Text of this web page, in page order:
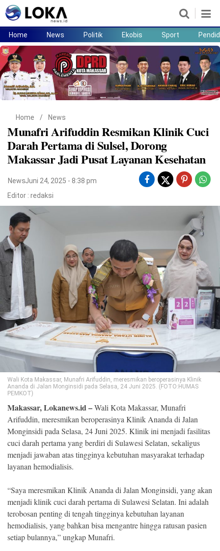
Home News
Ekobis
Sport Pendidikan
Lifestyle
©
Copyright
2026
Loka
News
-
All
right
reserved
Home News Politik Ekobis Sport
Home / News
Munafri Arifuddin Resmikan Klinik Cuci
Darah Pertama di Sulsel, Dorong
Makassar Jadi Pusat Layanan Kesehatan
NewsJuni 24, 2025 - 8:38 pm
Editor : redaksi
Wali Kota Makassar, Munafri Arifuddin, meresmikan beroperasinya Klinik
Ananda di Jalan Monginsidi pada Selasa, 24 Juni 2025. (FOTO:HUMAS
PEMKOT)
Makassar, Lokanews.id –Wali Kota Makassar, Munafri
Arifuddin, meresmikan beroperasinya Klinik Ananda di Jalan
Monginsidi pada Selasa, 24 Juni 2025. Klinik ini menjadi fasilitas
cuci darah pertama yang berdiri di Sulawesi Selatan, sekaligus
menjadi jawaban atas tingginya kebutuhan masyarakat terhadap
layanan hemodialisis.
“Saya meresmikan Klinik Ananda di Jalan Monginsidi, yang akan
menjadi klinik cuci darah pertama di Sulawesi Selatan. Ini adalah
terobosan penting di tengah tingginya kebutuhan layanan
hemodialisis, yang bahkan bisa mengantre hingga ratusan pasien
setiap bulannya,” ungkap Munafri.